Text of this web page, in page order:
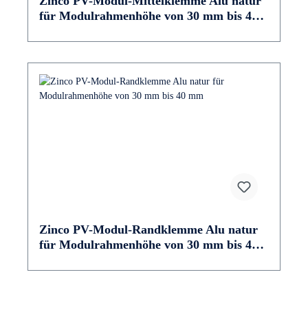
für Modulrahmenhöhe von 30 mm bis 40
Zinco PV-Modul-Randklemme Alu natur
für Modulrahmenhöhe von 30 mm bis 40